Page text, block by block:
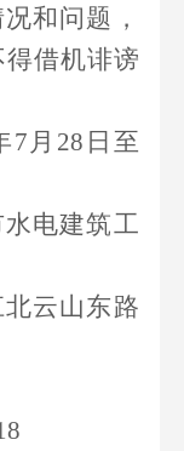
和问题，
借机诽谤
7 月 28 日至
电建筑工
云山东路